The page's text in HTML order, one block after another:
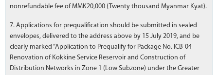
nonrefundable fee of MMK20,000 (Twenty thousand Myanmar Kyat).
7. Applications for prequalification should be submitted in sealed
envelopes, delivered to the address above by 15 July 2019, and be
clearly marked “Application to Prequalify for Package No. ICB-04
Renovation of Kokkine Service Reservoir and Construction of
Distribution Networks in Zone 1 (Low Subzone) under the Greater